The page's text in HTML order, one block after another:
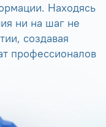
Находясь
ни на шаг не
создавая
профессионалов